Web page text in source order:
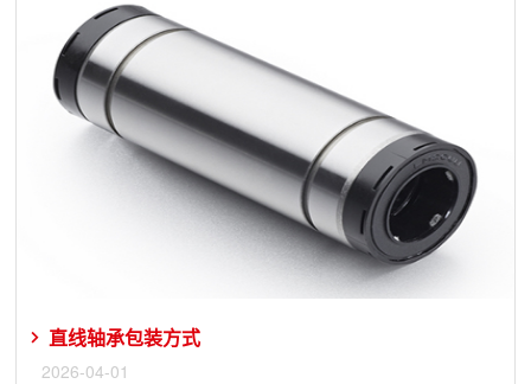
直线轴承包装方式
2026-04-01